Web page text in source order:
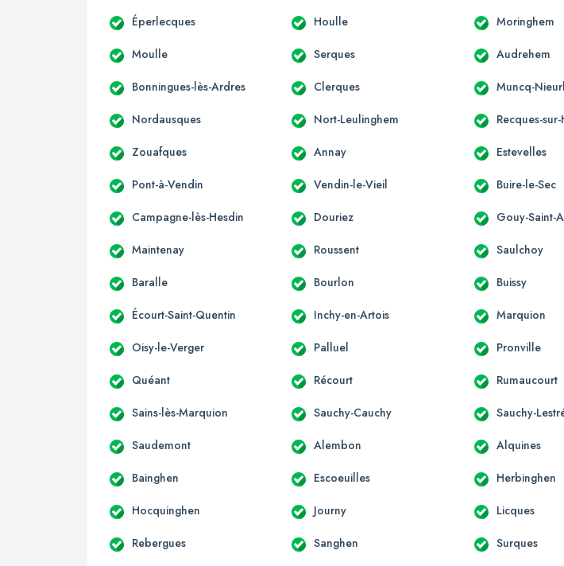
Éperlecques Houlle Moringhem
Moulle Serques Audrehem
Bonningues-lès-Ardres Clerques Muncq-
Nordausques Nort-Leulinghem Recques-
Zouafques Annay Estevelles
Pont-à-Vendin Vendin-le-Vieil Buire-le-Sec
Campagne-lès-Hesdin Douriez Gouy-Saint-
Maintenay Roussent Saulchoy
Baralle Bourlon Buissy
Écourt-Saint-Quentin Inchy-en-Artois Marquion
Oisy-le-Verger Palluel Pronville
Quéant Récourt Rumaucourt
Sains-lès-Marquion Sauchy-Cauchy Sauchy-
Saudemont Alembon Alquines
Bainghen Escoeuilles Herbinghen
Hocquinghen Journy Licques
Rebergues Sanghen Surques